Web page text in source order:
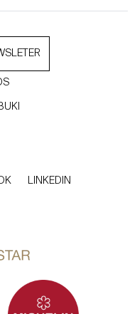
LINKEDIN